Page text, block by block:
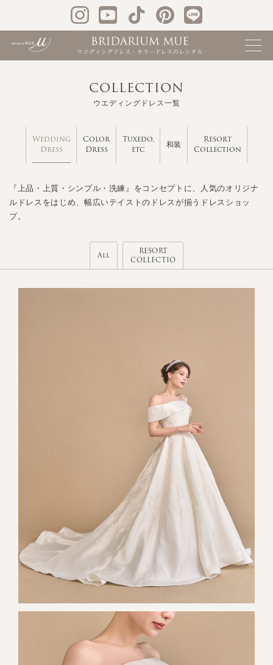
COLLECTION
ウエディングドレス一覧
Wedding
Dress
Color
Dress
Tuxedo,
etc
和装
Resort
Collection
『上品・上質・シンプル・洗練』をコンセプトに、人気のオリジナ
ルドレスをはじめ、幅広いテイストのドレスが揃うドレスショッ
プ。
All
RESORT
COLLECTIO